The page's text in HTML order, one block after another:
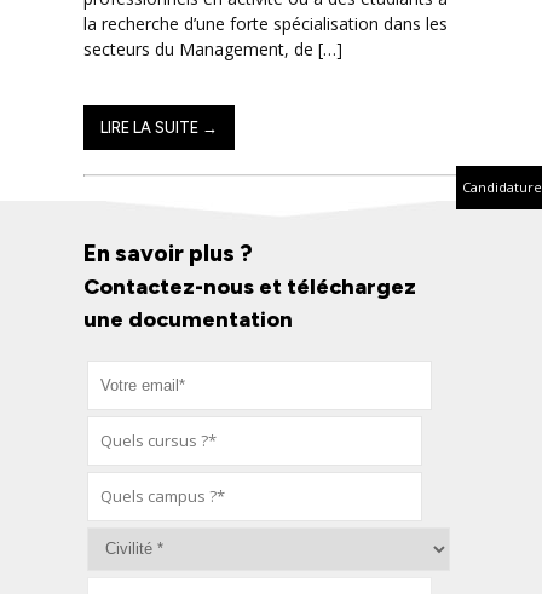
la recherche d’une forte spécialisation dans les
secteurs du Management, de […]
LIRE LA SUITE →
Candidature
En savoir plus ?
Contactez-nous et téléchargez
une documentation